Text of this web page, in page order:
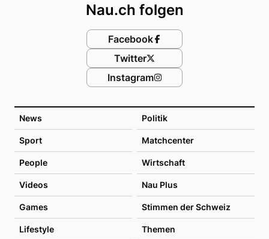
News Politik
Sport Matchcenter
People Wirtschaft
Videos Nau Plus
Games Stimmen der Schweiz
Lifestyle Themen
Nau.ch folgen
Facebook
Twitter
Instagram